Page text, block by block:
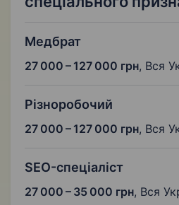
Медбрат
27 000 – 127 000 грн, Вся
Різноробочий
27 000 – 127 000 грн, Вся
SEO-спеціаліст
27 000 – 35 000 грн, Вся